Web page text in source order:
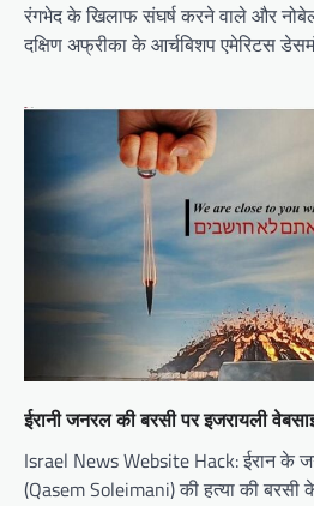
रंगभेद के खिलाफ संघर्ष करने वाले और
दक्षिण अफ्रीका के आर्चबिशप एमेरिटस
ईरानी जनरल की बरसी पर इजरायली
Israel News Website Hack: ईरान के
(Qasem Soleimani) की हत्या की